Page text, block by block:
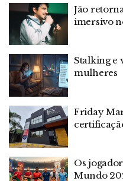
Jão
imersivo
Stalking e
mulheres
Friday
Os
Mundo